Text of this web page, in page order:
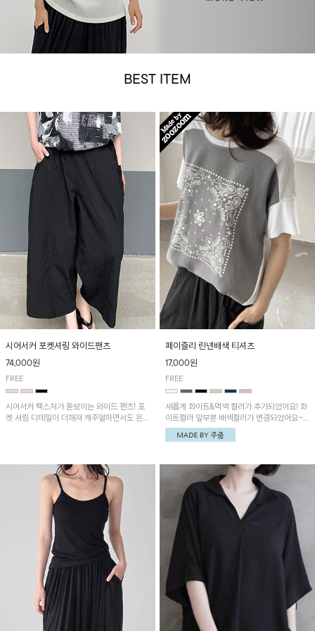
BEST ITEM
시어서커 포켓셔링 와이드팬츠
74,000원
FREE
시어서커 텍스처가 돋보이는 와이드 팬츠! 포
켓 셔링 디테일이 더해져 캐주얼하면서도 은은
아이템으로 활용하기 좋아요~
페이즐리 린넨배색 티셔츠
17,000원
FREE
새롭게 화이트&먹색 컬러가 추가되었어요! 화
이트컬러 앞부분 배색컬러가 변경되었어요~
중앙 린넨배색으로 유니크하면서 페이즐리 패
턴으로 감각적인 분위기를 연출이 가능한 티셔